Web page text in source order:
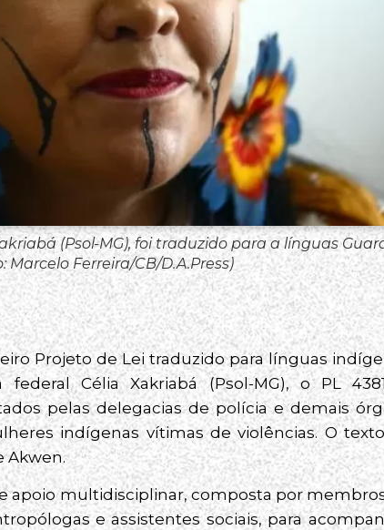
(Psol-MG), foi traduzido para a línguas
Marcelo Ferreira/CB/D.A.Press)
Projeto de Lei traduzido para línguas
Célia Xakriabá (Psol-MG), o PL
pelas delegacias de polícia e demais
indígenas vítimas de violências. O
Akwen.
apoio multidisciplinar, composta por
e assistentes sociais, para